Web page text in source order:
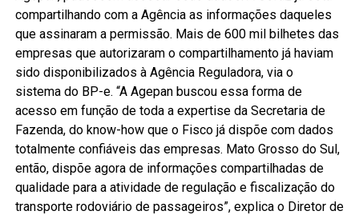
compartilhando com a Agência as informações daqueles
que assinaram a permissão. Mais de 600 mil bilhetes das
empresas que autorizaram o compartilhamento já haviam
sido disponibilizados à Agência Reguladora, via o
sistema do BP-e. “A Agepan buscou essa forma de
acesso em função de toda a expertise da Secretaria de
Fazenda, do know-how que o Fisco já dispõe com dados
totalmente confiáveis das empresas. Mato Grosso do Sul,
então, dispõe agora de informações compartilhadas de
qualidade para a atividade de regulação e fiscalização do
transporte rodoviário de passageiros”, explica o Diretor de